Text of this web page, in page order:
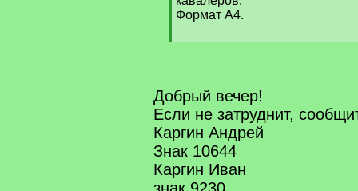
Формат А4.
[
]
Добрый вечер!
Если не затруднит,
Каргин Андрей
Знак 10644
Каргин Иван